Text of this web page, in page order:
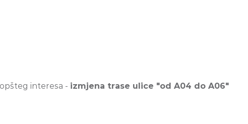
interesa - izmjena trase ulice "od A04 do A06"